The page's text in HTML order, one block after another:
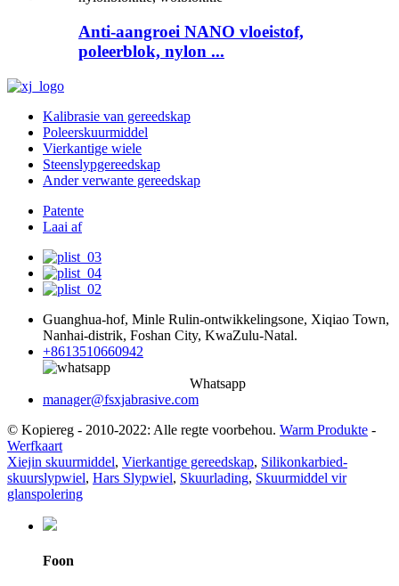
Anti-aangroei NANO vloeistof,
poleerblok, nylon ...
Kalibrasie van gereedskap
Poleerskuurmiddel
Vierkantige wiele
Steenslypgereedskap
Ander verwante gereedskap
Patente
Laai af
Guanghua-hof, Minle Rulin-ontwikkelingsone, Xiqiao Town,
Nanhai-distrik, Foshan City, KwaZulu-Natal.
+8613510660942
Whatsapp
manager@fsxjabrasive.com
© Kopiereg - 2010-2022: Alle regte voorbehou. Warm Produkte -
Werfkaart
Xiejin skuurmiddel, Vierkantige gereedskap, Silikonkarbied-
skuurslypwiel, Hars Slypwiel, Skuurlading, Skuurmiddel vir
glanspolering
Foon